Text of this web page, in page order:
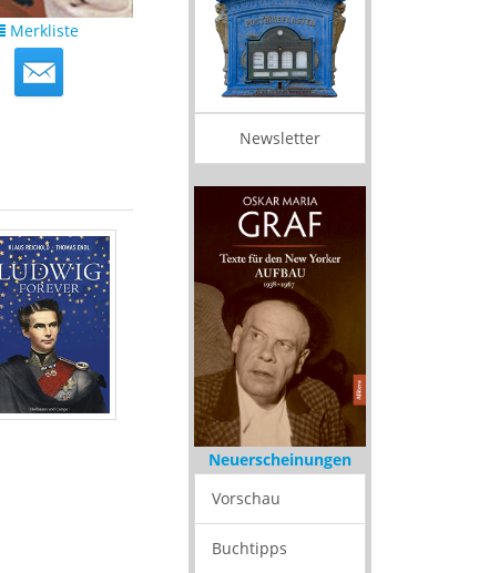
Merkliste
Newsletter
Neuerscheinungen
Vorschau
Buchtipps